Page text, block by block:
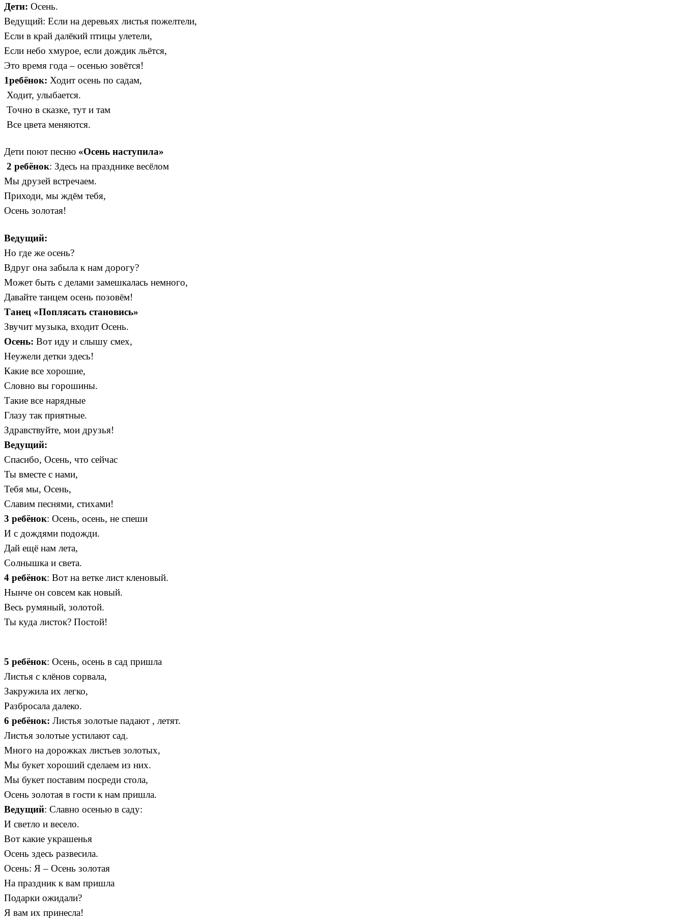
Дети: Осень.
Ведущий: Если на деревьях листья пожелтели,
Если в край далёкий птицы улетели,
Если небо хмурое, если дождик льётся,
Это время года – осенью зовётся!
1ребёнок: Ходит осень по садам,
Ходит, улыбается.
Точно в сказке, тут и там
Все цвета меняются.
Дети поют песню «Осень наступила»
2 ребёнок: Здесь на празднике весёлом
Мы друзей встречаем.
Приходи, мы ждём тебя,
Осень золотая!
Ведущий:
Но где же осень?
Вдруг она забыла к нам дорогу?
Может быть с делами замешкалась немного,
Давайте танцем осень позовём!
Танец «Поплясать становись»
Звучит музыка, входит Осень.
Осень: Вот иду и слышу смех,
Неужели детки здесь!
Какие все хорошие,
Словно вы горошины.
Такие все нарядные
Глазу так приятные.
Здравствуйте, мои друзья!
Ведущий:
Спасибо, Осень, что сейчас
Ты вместе с нами,
Тебя мы, Осень,
Славим песнями, стихами!
3 ребёнок: Осень, осень, не спеши
И с дождями подожди.
Дай ещё нам лета,
Солнышка и света.
4 ребёнок: Вот на ветке лист кленовый.
Нынче он совсем как новый.
Весь румяный, золотой.
Ты куда листок? Постой!
5 ребёнок: Осень, осень в сад пришла
Листья с клёнов сорвала,
Закружила их легко,
Разбросала далеко.
6 ребёнок: Листья золотые падают , летят.
Листья золотые устилают сад.
Много на дорожках листьев золотых,
Мы букет хороший сделаем из них.
Мы букет поставим посреди стола,
Осень золотая в гости к нам пришла.
Ведущий: Славно осенью в саду:
И светло и весело.
Вот какие украшенья
Осень здесь развесила.
Осень: Я – Осень золотая
На праздник к вам пришла
Подарки ожидали?
Я вам их принесла!